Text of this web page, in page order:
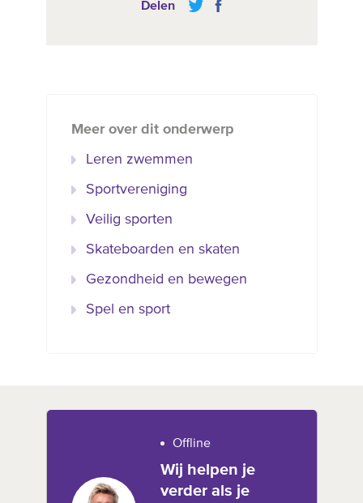
Delen
Meer over dit onderwerp
Leren zwemmen
Sportvereniging
Veilig sporten
Skateboarden en skaten
Gezondheid en bewegen
Spel en sport
Offline
Wij helpen je
verder als je